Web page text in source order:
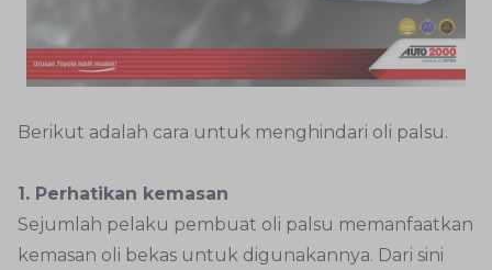
Berikut adalah cara untuk menghindari oli palsu.
1. Perhatikan kemasan
Sejumlah pelaku pembuat oli palsu memanfaatkan
kemasan oli bekas untuk digunakannya. Dari sini